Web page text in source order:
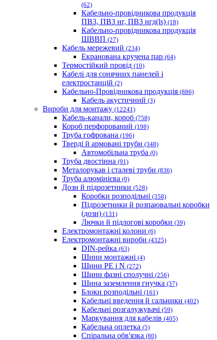
(62)
Кабельно-провідникова продукція
ПВ3, ПВ3 нг, ПВ3 нгд(ls) (18)
Кабельно-провідникова продукція
ШВВП (27)
Кабель мережевий (234)
Екранована кручена пар (64)
Термостійкий провід (10)
Кабелі для сонячних панелей і
електростанцій (2)
Кабельно-Провідникова продукція (886)
Кабель акустичний (3)
Вироби для монтажу (12241)
Кабель-канали, короб (758)
Короб перфорований (198)
Труба гофрована (196)
Тверді й армовані труби (348)
Автомобільна труба (0)
Труба двостінна (91)
Металорукав і сталеві труби (836)
Труба алюмінієва (0)
Дози й підрозетники (528)
Коробки розподільні (358)
Підрозетники й розпаювальні коробки
(дози) (131)
Лючки й підлогові коробки (39)
Електромонтажні колони (6)
Електромонтажні вироби (4325)
DIN-рейка (63)
Шини монтажні (4)
Шини PE і N (272)
Шини фазні сполучні (256)
Шина заземлення гнучка (37)
Блоки розподільні (161)
Кабельні введення й сальники (402)
Кабельні розгалужувачі (59)
Маркування для кабелів (405)
Кабельна оплетка (5)
Спіральна обв'язка (80)